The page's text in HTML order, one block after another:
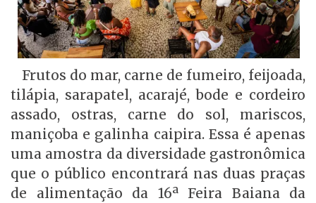
Frutos do mar, carne de fumeiro, feijoada,
tilápia, sarapatel, acarajé, bode e cordeiro
assado, ostras, carne do sol, mariscos,
maniçoba e galinha caipira. Essa é apenas
uma amostra da diversidade gastronômica
que o público encontrará nas duas praças
de alimentação da 16ª Feira Baiana da